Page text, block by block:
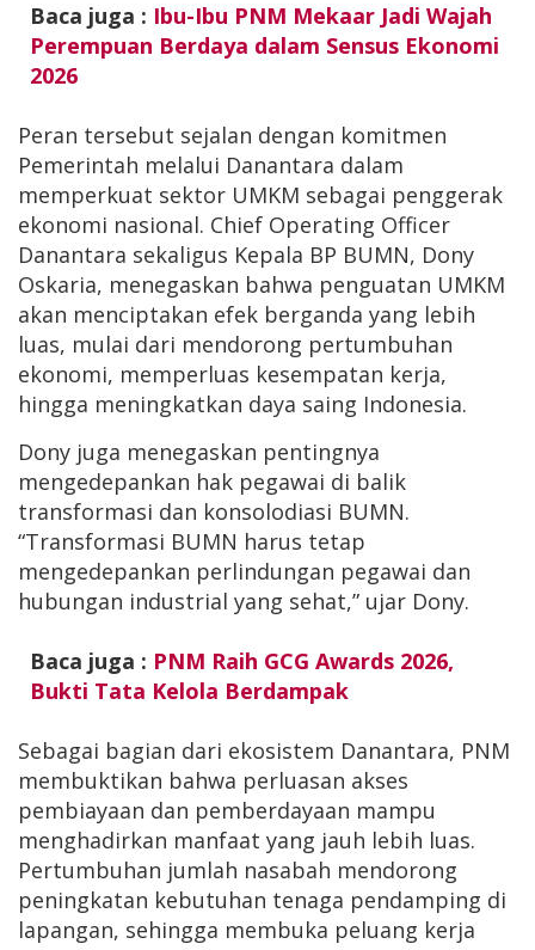
Baca juga : Ibu-Ibu PNM Mekaar Jadi Wajah
Perempuan Berdaya dalam Sensus Ekonomi
2026
Peran tersebut sejalan dengan komitmen
Pemerintah melalui Danantara dalam
memperkuat sektor UMKM sebagai penggerak
ekonomi nasional. Chief Operating Officer
Danantara sekaligus Kepala BP BUMN, Dony
Oskaria, menegaskan bahwa penguatan UMKM
akan menciptakan efek berganda yang lebih
luas, mulai dari mendorong pertumbuhan
ekonomi, memperluas kesempatan kerja,
hingga meningkatkan daya saing Indonesia.
Dony juga menegaskan pentingnya
mengedepankan hak pegawai di balik
transformasi dan konsolodiasi BUMN.
“Transformasi BUMN harus tetap
mengedepankan perlindungan pegawai dan
hubungan industrial yang sehat,” ujar Dony.
Baca juga : PNM Raih GCG Awards 2026,
Bukti Tata Kelola Berdampak
Sebagai bagian dari ekosistem Danantara, PNM
membuktikan bahwa perluasan akses
pembiayaan dan pemberdayaan mampu
menghadirkan manfaat yang jauh lebih luas.
Pertumbuhan jumlah nasabah mendorong
peningkatan kebutuhan tenaga pendamping di
lapangan, sehingga membuka peluang kerja